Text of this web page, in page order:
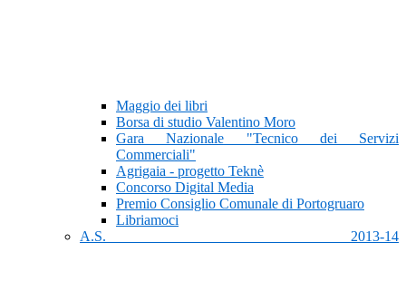
Maggio dei libri
Borsa di studio Valentino Moro
Gara Nazionale "Tecnico dei Servizi
Commerciali"
Agrigaia - progetto Teknè
Concorso Digital Media
Premio Consiglio Comunale di Portogruaro
Libriamoci
A.S. 2013-14